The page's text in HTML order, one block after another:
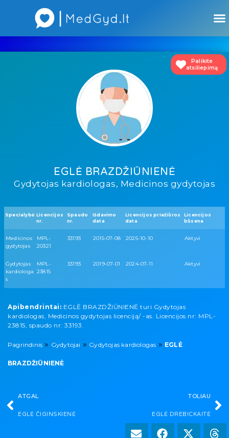
Palikite
atsiliepimą
EGLĖ BRAZDŽIŪNIENĖ
Gydytojas kardiologas, Medicinos gydytojas
Specialybė Licencijos
nr.
Spaudo
nr.
Išdavimo
data
Licencijos priežiūros
data
Licencijos
būsena
Medicinos
gydytojas
MPL-
20321
33193 2015-07-08 2025-10-10 Aktyvi
Gydytojas
kardiologa
s
MPL-
23815
33193 2019-07-01 2024-07-11 Aktyvi
Apibendrintai: EGLĖ BRAZDŽIŪNIENĖ turi Gydytojas
kardiologas, Medicinos gydytojas licenciją/ -as. Licencijos nr: MPL-
23815, spaudo nr: 33193.
Pagrindinis » Gydytojai » Gydytojas kardiologas » EGLĖ
BRAZDŽIŪNIENĖ
ATGAL
EGLĖ ČIGINSKIENĖ
TOLIAU
EGLĖ DREBICKAITĖ